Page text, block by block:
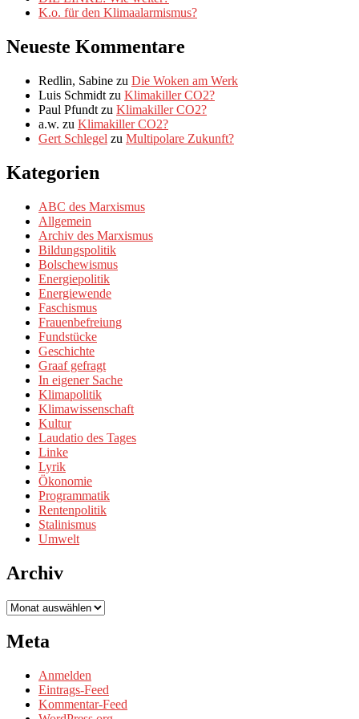
K.o. für den Klimaalarmismus?
Neueste Kommentare
Redlin, Sabine zu Die Woken am Werk
Luis Schmidt zu Klimakiller CO2?
Paul Pfundt zu Klimakiller CO2?
a.w. zu Klimakiller CO2?
Gert Schlegel zu Multipolare Zukunft?
Kategorien
ABC des Marxismus
Allgemein
Archiv des Marxismus
Bildungspolitik
Bolschewismus
Energiepolitik
Energiewende
Faschismus
Frauenbefreiung
Fundstücke
Geschichte
Graaf gefragt
In eigener Sache
Klimapolitik
Klimawissenschaft
Kultur
Laudatio des Tages
Linke
Lyrik
Ökonomie
Programmatik
Rentenpolitik
Stalinismus
Umwelt
Archiv
Archiv
Meta
Anmelden
Eintrags-Feed
Kommentar-Feed